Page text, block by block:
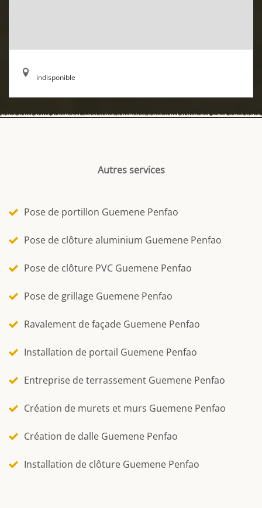
indisponible
Autres services
Pose de portillon Guemene Penfao
Pose de clôture aluminium Guemene Penfao
Pose de clôture PVC Guemene Penfao
Pose de grillage Guemene Penfao
Ravalement de façade Guemene Penfao
Installation de portail Guemene Penfao
Entreprise de terrassement Guemene Penfao
Création de murets et murs Guemene Penfao
Création de dalle Guemene Penfao
Installation de clôture Guemene Penfao